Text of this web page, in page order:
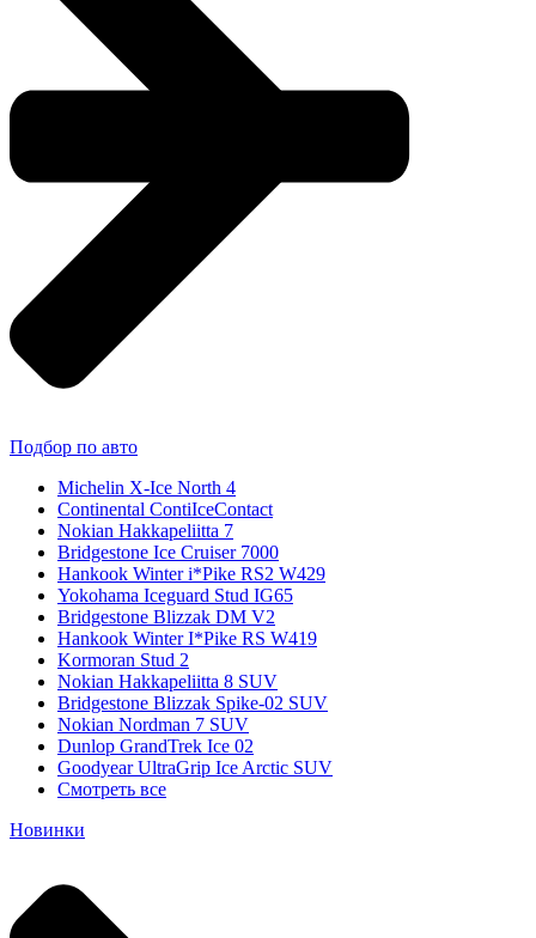
Подбор по авто
Michelin X-Ice North 4
Continental ContiIceContact
Nokian Hakkapeliitta 7
Bridgestone Ice Cruiser 7000
Hankook Winter i*Pike RS2 W429
Yokohama Iceguard Stud IG65
Bridgestone Blizzak DM V2
Hankook Winter I*Pike RS W419
Kormoran Stud 2
Nokian Hakkapeliitta 8 SUV
Bridgestone Blizzak Spike-02 SUV
Nokian Nordman 7 SUV
Dunlop GrandTrek Ice 02
Goodyear UltraGrip Ice Arctic SUV
Смотреть все
Новинки